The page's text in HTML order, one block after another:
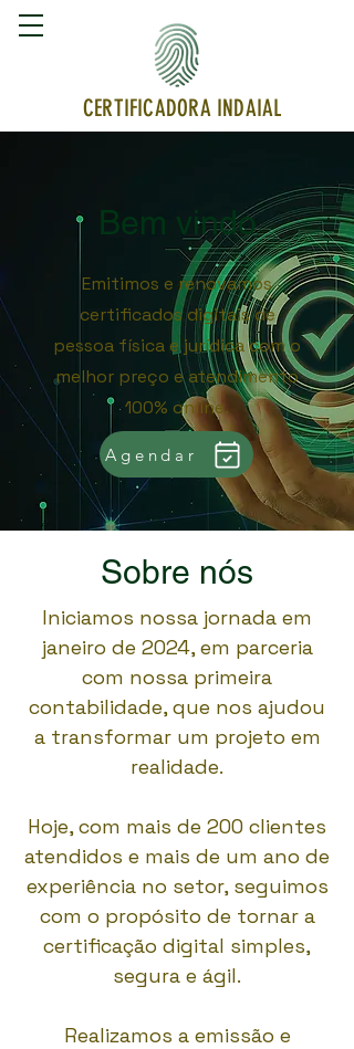
CERTIFICADORA INDAIAL
Bem vindo
Emitimos e renovamos
certificados digitais de
pessoa física e jurídica com o
melhor preço e atendimento
100% online.
Agendar
Sobre nós
Iniciamos nossa jornada em
janeiro de 2024, em parceria
com nossa primeira
contabilidade, que nos ajudou
a transformar um projeto em
realidade.
Hoje, com mais de 200 clientes
atendidos e mais de um ano de
experiência no setor, seguimos
com o propósito de tornar a
certificação digital simples,
segura e ágil.
Realizamos a emissão e